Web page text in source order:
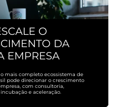
O
DA
EMPRESA
mais completo ecossistema de
pode direcionar o crescimento
com consultoria,
e aceleração.